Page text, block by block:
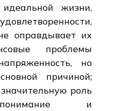
жизни,
оправдывает их
проблемы
но
причиной;
роль
и